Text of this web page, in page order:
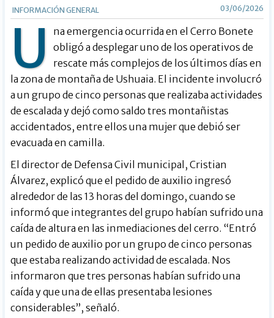
INFORMACIÓN GENERAL 03/06/2026
U
na emergencia ocurrida en el Cerro Bonete
obligó a desplegar uno de los operativos de
rescate más complejos de los últimos días en
la zona de montaña de Ushuaia. El incidente involucró
a un grupo de cinco personas que realizaba actividades
de escalada y dejó como saldo tres montañistas
accidentados, entre ellos una mujer que debió ser
evacuada en camilla.
El director de Defensa Civil municipal, Cristian
Álvarez, explicó que el pedido de auxilio ingresó
alrededor de las 13 horas del domingo, cuando se
informó que integrantes del grupo habían sufrido una
caída de altura en las inmediaciones del cerro. “Entró
un pedido de auxilio por un grupo de cinco personas
que estaba realizando actividad de escalada. Nos
informaron que tres personas habían sufrido una
caída y que una de ellas presentaba lesiones
considerables”, señaló.